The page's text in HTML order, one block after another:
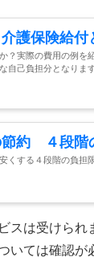
護保険給付
？実際の費用の例
自己負担分となり
約 ４段階
くする４段階の負
スは受けら
いては確認が